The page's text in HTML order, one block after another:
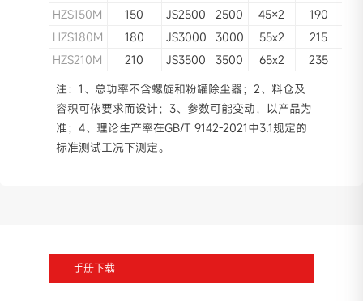
先进除尘技术，节能高效
回收粉料再利用，节省成本
HZS150M
150 JS2500 2500 45×2
190
HZS180M
180 JS3000 3000 55x2
215
HZS210M
210 JS3500 3500 65x2
235
注：1、总功率不含螺旋和粉罐除尘器；2、料仓及
容积可依要求而设计；3、参数可能变动，以产品为
准；4、理论生产率在GB/T 9142-2021中3.1规定的
标准测试工况下测定。
手册下载